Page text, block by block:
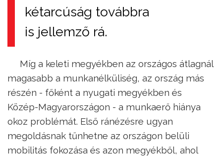
kétarcúság továbbra
is jellemző rá.
Míg a keleti megyékben az országos átlagnál
magasabb a munkanélküliség, az ország más
részén - főként a nyugati megyékben és
Közép-Magyarországon - a munkaerő hiánya
okoz problémát. Első ránézésre ugyan
megoldásnak tűnhetne az országon belüli
mobilitás fokozása és azon megyékből, ahol